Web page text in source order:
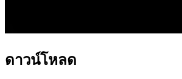
ดาวน์โหลด